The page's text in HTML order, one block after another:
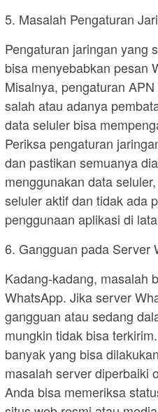
5. Masalah Pengaturan
Pengaturan jaringan yang
bisa menyebabkan pesan
Misalnya, pengaturan
salah atau adanya
data seluler bisa
Periksa pengaturan
dan pastikan semuanya
menggunakan data
seluler aktif dan tidak ada
penggunaan aplikasi di
6. Gangguan pada Server
Kadang-kadang, masalah
WhatsApp. Jika server
gangguan atau sedang
mungkin tidak bisa
banyak yang bisa
masalah server diperbaiki
Anda bisa memeriksa